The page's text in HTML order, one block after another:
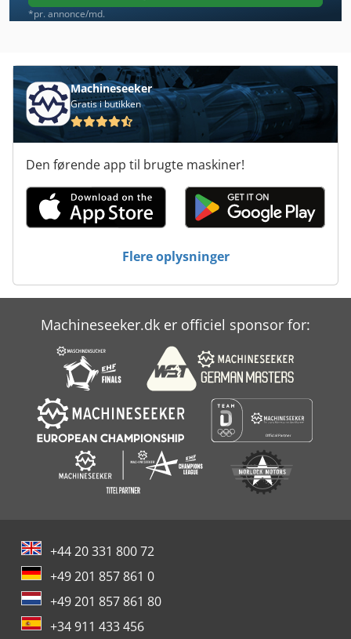
Case Ih 885
Case Ih Cs 86
Case Ih Cs 94
Case Ih Cvx 1190
Case Ih Cvx 170
Case Ih Maxxum 110
Case Ih Maxxum 5140
Case Ih Mx 110
Case Ih Mx 150
*pr. annonce/md.
Machineseeker
Gratis i butikken
Den førende app til brugte maskiner!
Flere oplysninger
Machineseeker.dk er officiel sponsor for:
+44 20 331 800 72
+49 201 857 861 0
+49 201 857 861 80
+34 911 433 456